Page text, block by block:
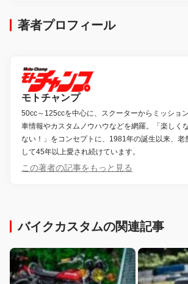
著者プロフィール
モトチャンプ
50cc～125ccを中心に、スクーターからミッショ
車情報やカスタムノウハウなどを網羅。「楽しく
ない！」をコンセプトに、1981年の誕生以来、老
して45年以上愛され続けています。
この著者の記事をもっと見る
バイクカスタムの関連記事